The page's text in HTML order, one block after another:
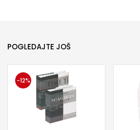
POGLEDAJTE JOŠ
-12%